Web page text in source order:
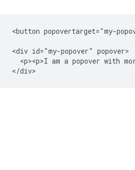
<button popovertarget="my-
<div id="my-popover" popover>
<p><p>I am a popover with